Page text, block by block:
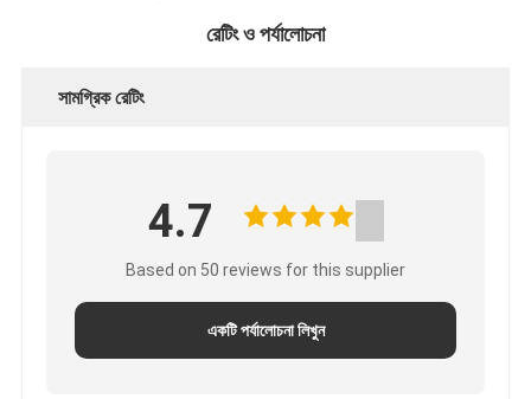
রেটিং ও পর্যালোচনা
সামগ্রিক রেটিং
4.7
Based on 50 reviews for this supplier
একটি পর্যালোচনা লিখুন